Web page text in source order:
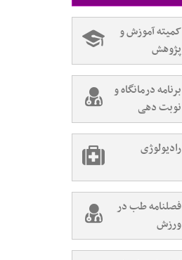
کمیته آموزش و
پژوهش
برنامه درمانگاه و
نوبت دهی
رادیولوژی
فصلنامه طب در
ورزش